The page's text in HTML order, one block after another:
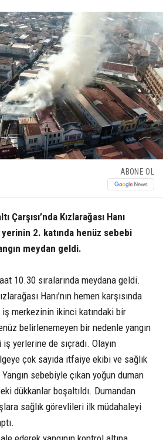
ABONE OL
Çarşısı’nda Kızlarağası Hanı
yerinin 2. katında henüz sebebi
meydan geldi.
10.30 sıralarında meydana geldi.
Hanı’nın hemen karşısında
iş merkezinin ikinci katındaki bir
belirlenemeyen bir nedenle yangın
yerlerine de sıçradı. Olayın
çok sayıda itfaiye ekibi ve sağlık
sebebiyle çıkan yoğun duman
dükkanlar boşaltıldı. Dumandan
sağlık görevlileri ilk müdahaleyi